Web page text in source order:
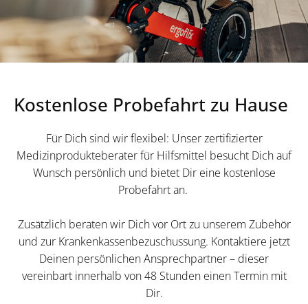
Kostenlose Probefahrt zu Hause
Für Dich sind wir flexibel: Unser zertifizierter
Medizinprodukteberater für Hilfsmittel besucht Dich auf
Wunsch persönlich und bietet Dir eine kostenlose
Probefahrt an.
Zusätzlich beraten wir Dich vor Ort zu unserem Zubehör
und zur Krankenkassenbezuschussung. Kontaktiere jetzt
Deinen persönlichen Ansprechpartner – dieser
vereinbart innerhalb von 48 Stunden einen Termin mit
Dir.